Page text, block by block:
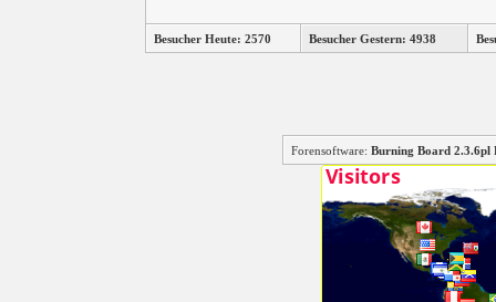
Besucher Heute: 2570 Besucher Gestern: 4938
Forensoftware: Burning Board